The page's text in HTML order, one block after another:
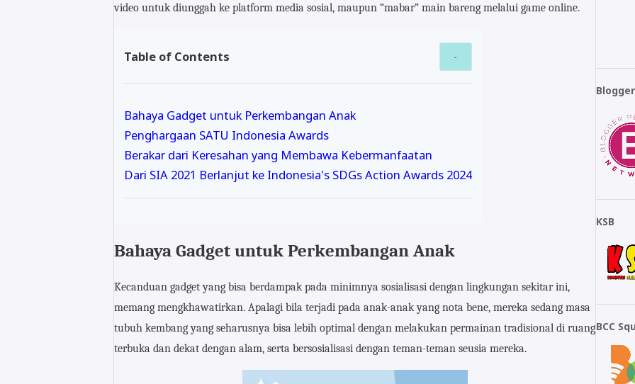
video untuk diunggah ke platform media sosial, maupun “mabar” main bareng melalui game online.
Table of Contents
Bahaya Gadget untuk Perkembangan Anak
Penghargaan SATU Indonesia Awards
Berakar dari Keresahan yang Membawa Kebermanfaatan
Dari SIA 2021 Berlanjut ke Indonesia's SDGs Action Awards 2024
Bahaya Gadget untuk Perkembangan Anak
Kecanduan gadget yang bisa berdampak pada minimnya sosialisasi dengan lingkungan sekitar ini,
memang mengkhawatirkan. Apalagi bila terjadi pada anak-anak yang nota bene, mereka sedang masa
tubuh kembang yang seharusnya bisa lebih optimal dengan melakukan permainan tradisional di ruang
terbuka dan dekat dengan alam, serta bersosialisasi dengan teman-teman seusia mereka.
KSB
BCC